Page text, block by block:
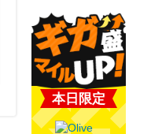
本日限定